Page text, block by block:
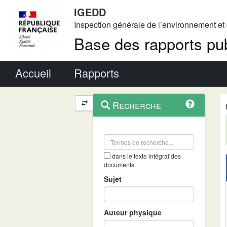
IGEDD
Inspection générale de l’environnement
Base des rapports
Accueil Rapports
Navigation
et
outils
contextuel
Recherche
dans le texte intégral des
documents
Sujet
Auteur physique